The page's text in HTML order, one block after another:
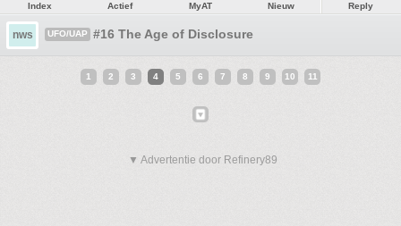
Index Actief MyAT Nieuw Reply
nws UFO/UAP #16 The Age of Disclosure
1 2 3 4 5 6 7 8 9 10 11
▼ Advertentie door Refinery89